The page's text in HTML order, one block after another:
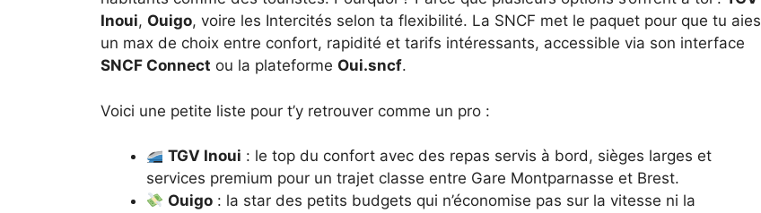
Inoui, Ouigo, voire les Intercités selon ta flexibilité. La SNCF met le paquet pour que tu aies
un max de choix entre confort, rapidité et tarifs intéressants, accessible via son interface
SNCF Connect ou la plateforme Oui.sncf.
Voici une petite liste pour t’y retrouver comme un pro :
TGV Inoui : le top du confort avec des repas servis à bord, sièges larges et
services premium pour un trajet classe entre Gare Montparnasse et Brest.
Ouigo : la star des petits budgets qui n’économise pas sur la vitesse ni la